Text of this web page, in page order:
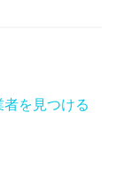
を見つける